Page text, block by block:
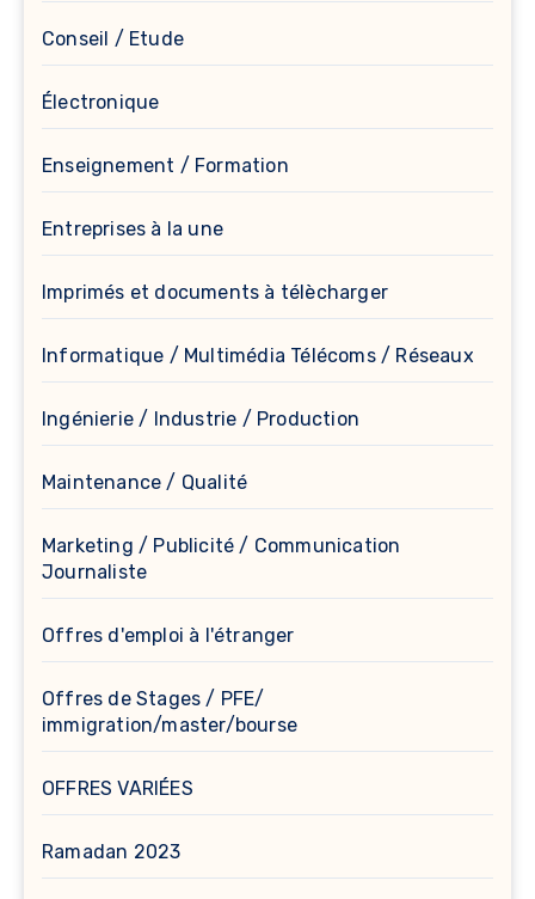
Conseil / Etude
Électronique
Enseignement / Formation
Entreprises à la une
Imprimés et documents à télècharger
Informatique / Multimédia Télécoms / Réseaux
Ingénierie / Industrie / Production
Maintenance / Qualité
Marketing / Publicité / Communication
Journaliste
Offres d'emploi à l'étranger
Offres de Stages / PFE/
immigration/master/bourse
OFFRES VARIÉES
Ramadan 2023